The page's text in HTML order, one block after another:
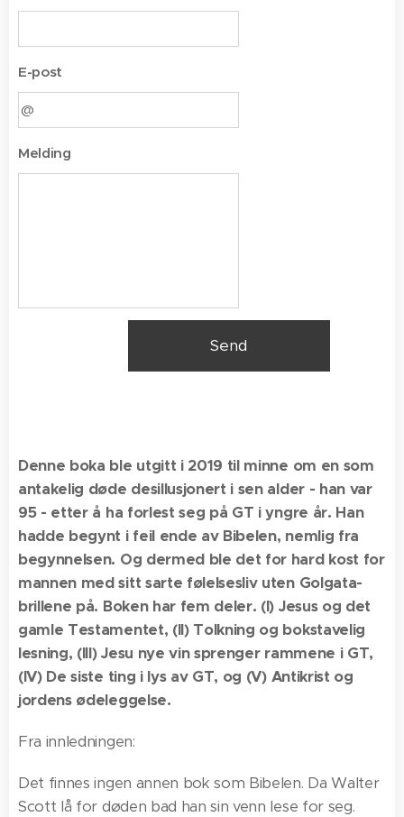
E-post
Melding
Send
Denne boka ble utgitt i 2019 til minne om en som
antakelig døde desillusjonert i sen alder - han var
95 - etter å ha forlest seg på GT i yngre år. Han
hadde begynt i feil ende av Bibelen, nemlig fra
begynnelsen. Og dermed ble det for hard kost for
mannen med sitt sarte følelsesliv uten Golgata-
brillene på. Boken har fem deler. (I) Jesus og det
gamle Testamentet, (II) Tolkning og bokstavelig
lesning, (III) Jesu nye vin sprenger rammene i GT,
(IV) De siste ting i lys av GT, og (V) Antikrist og
jordens ødeleggelse.
Fra innledningen:
Det finnes ingen annen bok som Bibelen. Da Walter
Scott lå for døden bad han sin venn lese for seg.